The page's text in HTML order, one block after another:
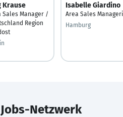
Krause
Sales Manager /
Region
Isabelle Giardino
Area Sales
Hamburg
Jobs-Netzwerk